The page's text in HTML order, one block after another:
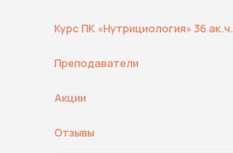
Курс ПК «Нутрициология» 36 ак.ч.
Преподаватели
Акции
Отзывы